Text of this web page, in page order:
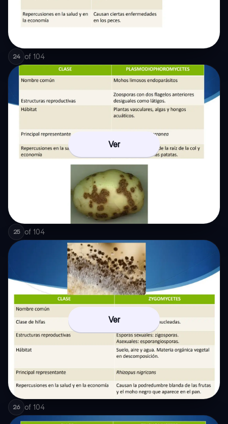
24 of 104
Ver
25 of 104
Ver
26 of 104